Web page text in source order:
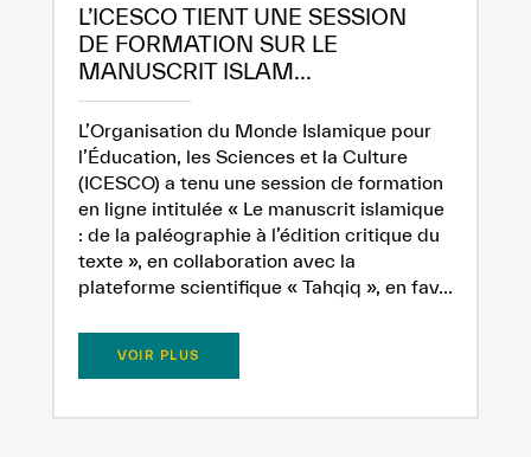
L’ICESCO TIENT UNE SESSION
DE FORMATION SUR LE
MANUSCRIT ISLAM...
L’Organisation du Monde Islamique pour
l’Éducation, les Sciences et la Culture
(ICESCO) a tenu une session de formation
en ligne intitulée « Le manuscrit islamique
: de la paléographie à l’édition critique du
texte », en collaboration avec la
plateforme scientifique « Tahqiq », en fav...
VOIR PLUS